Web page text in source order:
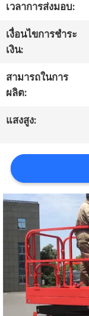
คุณภาพ
ติดต่อ
เรา
ใบ
เสนอ
ราคา
แผนผัง
เว็บไซต์
เวลาการส่งมอบ:
เงื่อนไขการชำระ
เงิน:
สามารถในการ
ผลิต:
แสงสูง: